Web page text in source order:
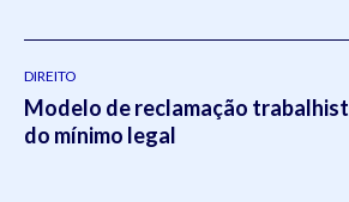
DIREITO
Modelo de reclamação
do mínimo legal